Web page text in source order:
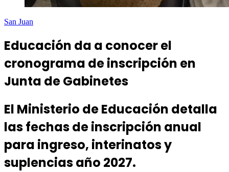
San Juan
Educación da a conocer el
cronograma de inscripción en
Junta de Gabinetes
El Ministerio de Educación detalla
las fechas de inscripción anual
para ingreso, interinatos y
suplencias año 2027.